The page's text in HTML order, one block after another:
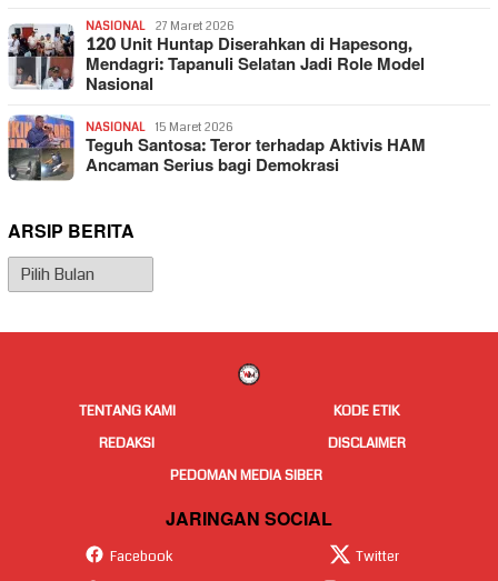
NASIONAL 27 Maret 2026
120 Unit Huntap Diserahkan di Hapesong,
Mendagri: Tapanuli Selatan Jadi Role Model
Nasional
NASIONAL 15 Maret 2026
Teguh Santosa: Teror terhadap Aktivis HAM
Ancaman Serius bagi Demokrasi
ARSIP BERITA
Arsip
Berita
TENTANG KAMI
KODE ETIK
REDAKSI
DISCLAIMER
PEDOMAN MEDIA SIBER
JARINGAN SOCIAL
Facebook
Twitter